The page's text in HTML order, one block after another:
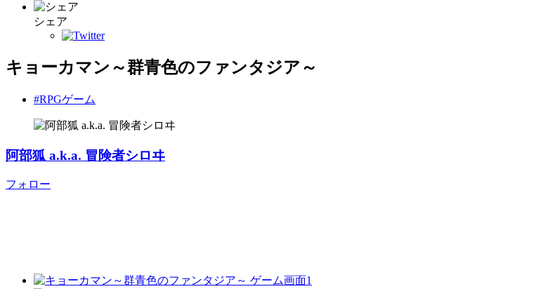
シェア
キョーカマン～群青色のファンタジア～
#RPGゲーム
阿部狐 a.k.a. 冒険者シロヰ
フォロー